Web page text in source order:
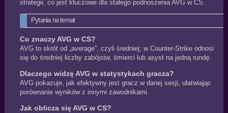
strategii, co jest kluczowe dla stałego podnoszenia AVG w CS.
Pytania na temat
Co znaczy AVG w CS?
AVG to skrót od „average”, czyli średniej; w Counter‑Strike odnosi
się do średniej liczby zabójstw, śmierci lub asyst na jedną rundę.
Dlaczego widzę AVG w statystykach gracza?
AVG pokazuje, jak efektywny jest gracz w danej sesji, ułatwiając
porównanie wyników z innymi zawodnikami.
Jak oblicza się AVG w CS?